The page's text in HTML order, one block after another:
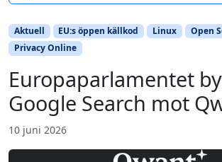
Aktuell EU:s öppen källkod Linux
Open
Privacy Online
Europaparlamentet
Google Search mot
10 juni 2026